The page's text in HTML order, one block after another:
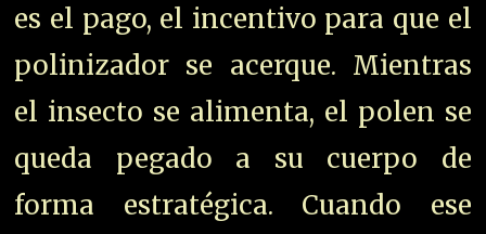
es el pago, el incentivo para que el
polinizador se acerque. Mientras
el insecto se alimenta, el polen se
queda pegado a su cuerpo de
forma estratégica. Cuando ese